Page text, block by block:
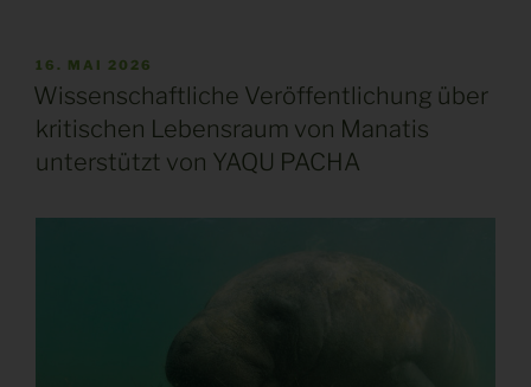
VERÖFFENTLICHT
AM
16. MAI 2026
Wissenschaftliche Veröffentlichung über
kritischen Lebensraum von Manatis
unterstützt von YAQU PACHA